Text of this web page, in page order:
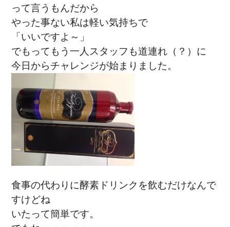
って言うもんだから
やった事ない私は軽い気持ちで
「いいですよ～」
でもってもう一人スタッフも道連れ（？）に
今日からチャレンジが始まりました。
食事の代わりに酵素ドリンクを飲むだけなんで
すけどね
いたって簡単です。